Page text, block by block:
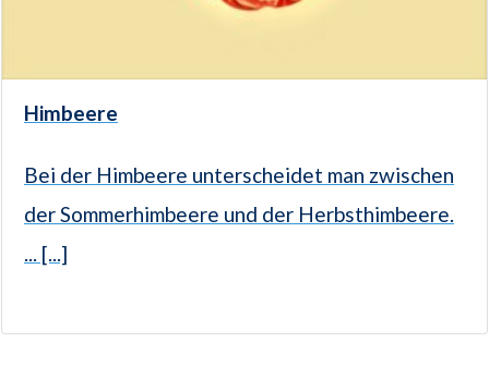
Himbeere
Bei der Himbeere unterscheidet man zwischen
der Sommerhimbeere und der Herbsthimbeere.
... [...]